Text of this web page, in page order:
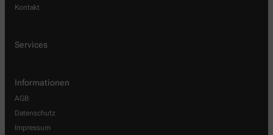
Kontakt
Services
Informationen
AGB
Datenschutz
Impressum